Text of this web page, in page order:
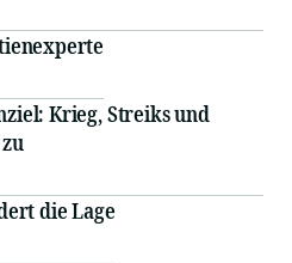
Krieg, Streiks und
die Lage